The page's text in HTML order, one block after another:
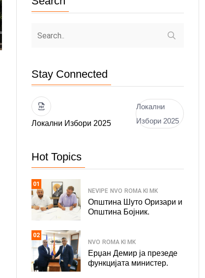
Stay Connected
Локални Избори 2025
Локални
Избори 2025
Hot Topics
01
NEVIPE NVO ROMA KI MK
Општина Шуто Оризари и
Општина Бојник.
02
NVO ROMA KI MK
Ерџан Демир ја презеде
функцијата министер.